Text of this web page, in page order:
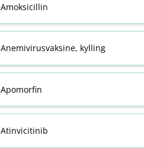
Amoksicillin
Anemivirusvaksine, kylling
Apomorfin
Atinvicitinib